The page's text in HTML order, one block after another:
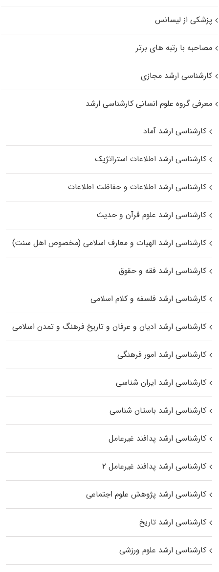
پزشکی از لیسانس
مصاحبه با رتبه های برتر
کارشناسی ارشد مجازی
معرفی گروه علوم انسانی کارشناسی ارشد
کارشناسی ارشد آماد
کارشناسی ارشد اطلاعات استراتژیک
کارشناسی ارشد اطلاعات و حفاظت اطلاعات
کارشناسی ارشد علوم قرآن و حدیث
کارشناسی ارشد الهیات و معارف اسلامی (مخصوص اهل سنت)
کارشناسی ارشد فقه و حقوق
کارشناسی ارشد فلسفه و کلام اسلامی
کارشناسی ارشد ادیان و عرفان و تاریخ فرهنگ و تمدن اسلامی
کارشناسی ارشد امور فرهنگی
کارشناسی ارشد ایران شناسی
کارشناسی ارشد باستان شناسی
کارشناسی ارشد پدافند غیرعامل
کارشناسی ارشد پدافند غیرعامل ۲
کارشناسی ارشد پژوهش علوم اجتماعی
کارشناسی ارشد تاریخ
کارشناسی ارشد علوم ورزشی